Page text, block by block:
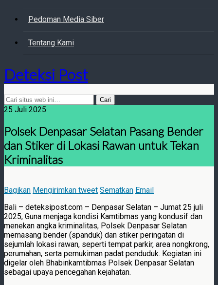
Pedoman Media Siber
Tentang Kami
Deteksi Post
25 Juli 2025
Polsek Denpasar Selatan Pasang Bender
dan Stiker di Lokasi Rawan untuk Tekan
Kriminalitas
Bagikan Mengirimkan tweet Sematkan Email
Bali – deteksipost.com – Denpasar Selatan – Jumat 25 juli
2025, Guna menjaga kondisi Kamtibmas yang kondusif dan
menekan angka kriminalitas, Polsek Denpasar Selatan
memasang bender (spanduk) dan stiker peringatan di
sejumlah lokasi rawan, seperti tempat parkir, area nongkrong,
perumahan, serta pemukiman padat penduduk. Kegiatan ini
digelar oleh Bhabinkamtibmas Polsek Denpasar Selatan
sebagai upaya pencegahan kejahatan.